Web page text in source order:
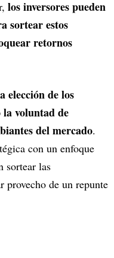
los inversores pueden
sortear estos
retornos
elección de los
la voluntad de
del mercado.
con un enfoque
sortear las
provecho de un repunte